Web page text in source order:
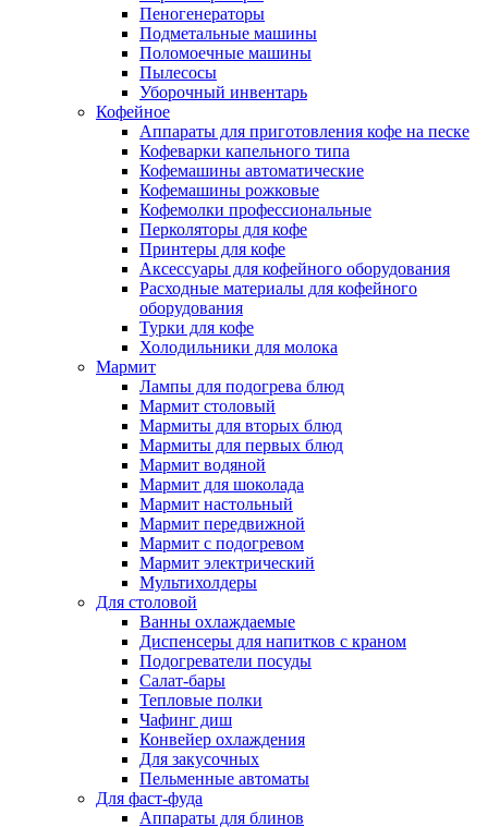
Пеногенераторы
Подметальные машины
Поломоечные машины
Пылесосы
Уборочный инвентарь
Кофейное
Аппараты для приготовления кофе на песке
Кофеварки капельного типа
Кофемашины автоматические
Кофемашины рожковые
Кофемолки профессиональные
Перколяторы для кофе
Принтеры для кофе
Аксессуары для кофейного оборудования
Расходные материалы для кофейного
оборудования
Турки для кофе
Холодильники для молока
Мармит
Лампы для подогрева блюд
Мармит столовый
Мармиты для вторых блюд
Мармиты для первых блюд
Мармит водяной
Мармит для шоколада
Мармит настольный
Мармит передвижной
Мармит с подогревом
Мармит электрический
Мультихолдеры
Для столовой
Ванны охлаждаемые
Диспенсеры для напитков с краном
Подогреватели посуды
Салат-бары
Тепловые полки
Чафинг диш
Конвейер охлаждения
Для закусочных
Пельменные автоматы
Для фаст-фуда
Аппараты для блинов